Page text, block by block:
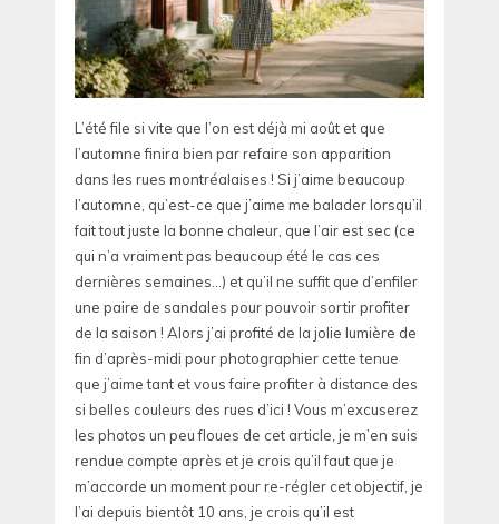
L’été file si vite que l’on est déjà mi août et que
l’automne finira bien par refaire son apparition
dans les rues montréalaises ! Si j’aime beaucoup
l’automne, qu’est-ce que j’aime me balader lorsqu’il
fait tout juste la bonne chaleur, que l’air est sec (ce
qui n’a vraiment pas beaucoup été le cas ces
dernières semaines…) et qu’il ne suffit que d’enfiler
une paire de sandales pour pouvoir sortir profiter
de la saison ! Alors j’ai profité de la jolie lumière de
fin d’après-midi pour photographier cette tenue
que j’aime tant et vous faire profiter à distance des
si belles couleurs des rues d’ici ! Vous m’excuserez
les photos un peu floues de cet article, je m’en suis
rendue compte après et je crois qu’il faut que je
m’accorde un moment pour re-régler cet objectif, je
l’ai depuis bientôt 10 ans, je crois qu’il est